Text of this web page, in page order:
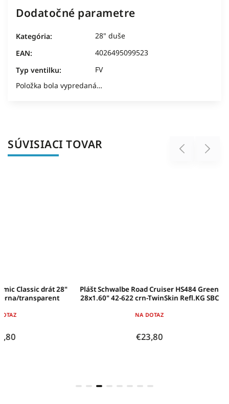
Dodatočné parametre
Kategória:
28" duše
EAN:
4026495099523
Typ ventilku:
FV
Položka bola vypredaná…
SÚVISIACI TOVAR Previous
Plášt Schwalbe Road Cruiser HS484 Green
28x1.60" 42-622 crn-TwinSkin Refl.KG SBC
Plášt Conti Contact
42-622
Next